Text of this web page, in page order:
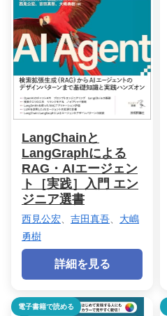
LangChainと
LangGraphによる
RAG・AIエージェン
ト［実践］入門 エン
ジニア選書
西見公宏 吉田真吾
大嶋
勇樹
詳細を見る
電子書籍で読める